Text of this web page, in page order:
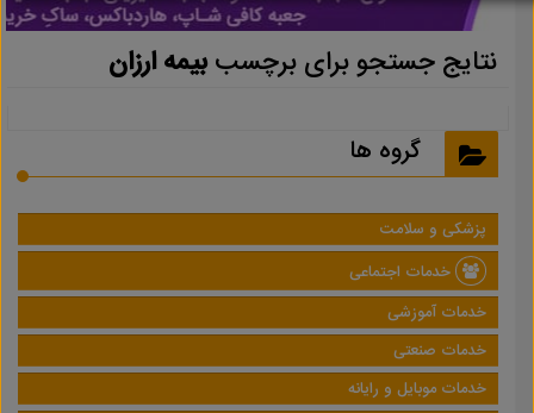
نتایج جستجو برای برچسببیمه ارزان
گروه ها
پزشکی و سلامت
خدمات اجتماعی
خدمات آموزشی
خدمات صنعتی
خدمات موبایل و رایانه